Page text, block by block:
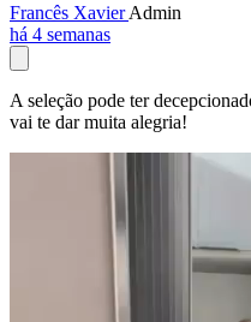
Francês XavierAdmin
há 4 semanas
A seleção pode ter
vai te dar muita alegria!